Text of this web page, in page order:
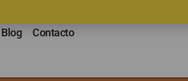
Blog Contacto